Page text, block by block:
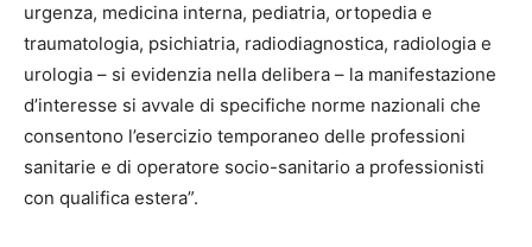
urgenza, medicina interna, pediatria, ortopedia e
traumatologia, psichiatria, radiodiagnostica, radiologia e
urologia – si evidenzia nella delibera – la manifestazione
d’interesse si avvale di specifiche norme nazionali che
consentono l’esercizio temporaneo delle professioni
sanitarie e di operatore socio-sanitario a professionisti
con qualifica estera”.